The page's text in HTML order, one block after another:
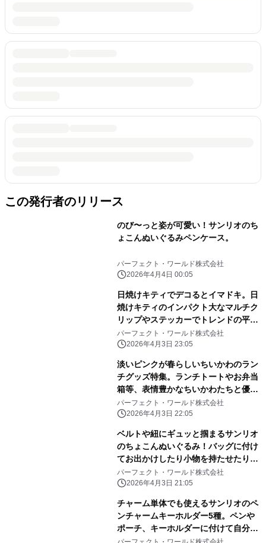
この発行者のリリース
のび〜っと姿が可愛い！サンリオのち
ょこんぬいぐるみペンケース。
パーフェクト・ワールド株式会社
2026年4月4日 00:05
日焼けキティでデコるとイマドキ。日
焼けキティのインパクト大なマルチク
リップやステッカーでトレンドの平成
レトロ感ばっちりです。
パーフェクト・ワールド株式会社
2026年4月3日 23:05
淡いピンクが春らしいちいかわのラン
チグッズ特集。ランチトートやお弁当
箱等、表情豊かなちいかわたちと優し
いピンク色に心和む
パーフェクト・ワールド株式会社
2026年4月3日 22:05
ベルトや紐にギュッと掴まるサンリオ
のちょこんぬいぐるみ！バッグに付け
てお出かけしたり小物を持たせたりと
自由に楽しめる！
パーフェクト・ワールド株式会社
2026年4月3日 21:05
チャーム単体でも使えるサンリオのペ
ンチャームキーホルダー5種。ペンや
ポーチ、キーホルダーに付けて自分だ
けのアレンジしよう